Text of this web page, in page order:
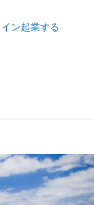
ン起業する